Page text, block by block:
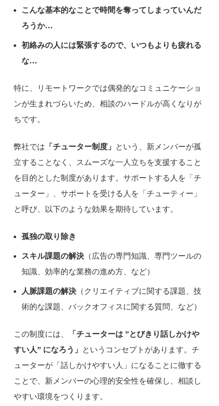
こんな基本的なことで時間を奪ってしまっていんだ
ろうか…
初絡みの人には緊張するので、いつもよりも疲れる
な…
特に、リモートワークでは偶発的なコミュニケーショ
ンが生まれづらいため、相談のハードルが高くなりが
ちです。
弊社では 「チューター制度」
という、新メンバーが孤
立することなく、スムーズな一人立ちを支援すること
を目的とした制度があります。サポートする人を「チ
ューター」、サポートを受ける人を「チューティー」
と呼び、以下のような効果を期待しています。
孤独の取り除き
スキル課題の解決 （広告の専門知識、専門ツールの
知識、効率的な業務の進め方、など）
人脈課題の解決 （クリエイティブに関する課題、技
術的な課題、バックオフィスに関する質問、など）
この制度には、
「チューターは ”とびきり話しかけや
すい人” になろう」
というコンセプトがあります。チ
ューターが「話しかけやすい人」になることに徹する
ことで、新メンバーの心理的安全性を確保し、相談し
やすい環境をつくります。